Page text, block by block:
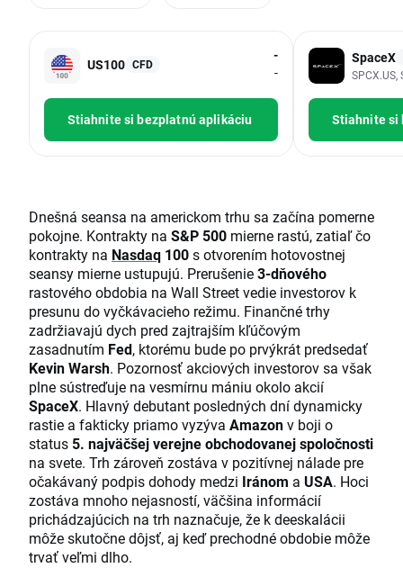
US100 CFD
-
-
Stiahnite si bezplatnú aplikáciu
SpaceX
Stiahnite si
Dnešná seansa na americkom trhu sa začína pomerne
pokojne. Kontrakty na S&P 500 mierne rastú, zatiaľ čo
kontrakty na Nasdaq 100s otvorením hotovostnej
seansy mierne ustupujú. Prerušenie3-dňového
rastového obdobia na Wall Street vedie investorov k
presunu do vyčkávacieho režimu. Finančné trhy
zadržiavajú dych pred zajtrajším kľúčovým
zasadnutím Fed, ktorému bude po prvýkrát predsedať
Kevin Warsh. Pozornosť akciových investorov sa však
plne sústreďuje na vesmírnu mániu okolo akcií
SpaceX. Hlavný debutant posledných dní dynamicky
rastie a fakticky priamo vyzýva Amazonv boji o
status 5. najväčšej verejne obchodovanej spoločnosti
na svete. Trh zároveň zostáva v pozitívnej nálade pre
očakávaný podpis dohody medzi Iránom a USA. Hoci
zostáva mnoho nejasností, väčšina informácií
prichádzajúcich na trh naznačuje, že k deeskalácii
môže skutočne dôjsť, aj keď prechodné obdobie môže
trvať veľmi dlho.